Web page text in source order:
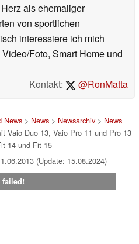
als ehemaliger
von sportlichen
interessiere ich mich
Foto, Smart Home und
Kontakt:
@RonMatta
News> News> Newsarchiv> News
Vaio Duo 13, Vaio Pro 11 und Pro 13
14 und Fit 15
(Update: 15.08.2024)